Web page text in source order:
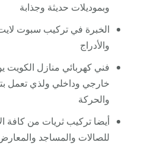
وبموديلات حديثة وجذابة
الخبرة في تركيب سبوت
والأدراج
فني كهربائي منازل الكويت
خارجي وداخلي ولذي تعمل
والحركة
أيضا تركيب ثريات من كافة
للصالات والمساجد